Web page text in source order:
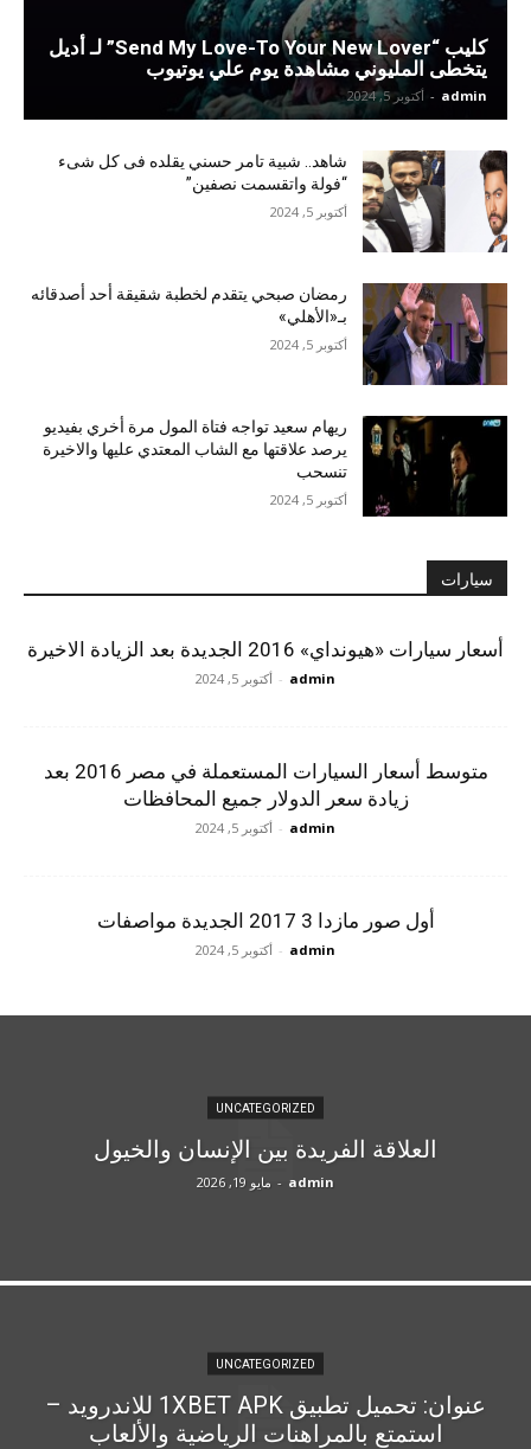
كليب “Send My Love-To Your New Lover” لـ أديل
يتخطى المليوني مشاهدة يوم علي يوتيوب
admin
- أكتوبر 5, 2024
شاهد.. شبية تامر حسني يقلده فى كل شىء
“فولة واتقسمت نصفين”
أكتوبر 5, 2024
رمضان صبحي يتقدم لخطبة شقيقة أحد أصدقائه
بـ«الأهلي»
أكتوبر 5, 2024
ريهام سعيد تواجه فتاة المول مرة أخري بفيديو
يرصد علاقتها مع الشاب المعتدي عليها والاخيرة
تنسحب
أكتوبر 5, 2024
سيارات
أسعار سيارات «هيونداي» 2016 الجديدة بعد الزيادة الاخيرة
admin
- أكتوبر 5, 2024
متوسط أسعار السيارات المستعملة في مصر 2016 بعد
زيادة سعر الدولار جميع المحافظات
admin
- أكتوبر 5, 2024
أول صور مازدا 3 2017 الجديدة مواصفات
admin
- أكتوبر 5, 2024
UNCATEGORIZED
العلاقة الفريدة بين الإنسان والخيول
admin
- مايو 19, 2026
UNCATEGORIZED
عنوان: تحميل تطبيق 1XBET APK للاندرويد –
استمتع بالمراهنات الرياضية والألعاب